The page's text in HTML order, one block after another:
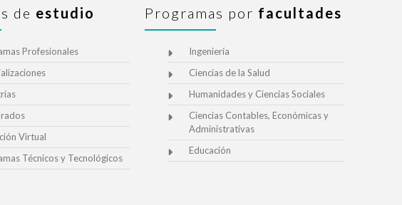
de estudio
Profesionales
Virtual
Técnicos y Tecnológicos
Programas por facultades
Ingeniería
Ciencias de la Salud
Humanidades y Ciencias Sociales
Ciencias Contables, Económicas y
Administrativas
Educación